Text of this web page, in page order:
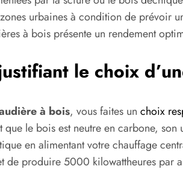
urbaines à condition de prévoir
à bois présente un rendement
le choix
à bois, vous faites un choix
le bois est neutre en carbone, son
en alimentant votre chauffage
de produire 5000 kilowattheures par